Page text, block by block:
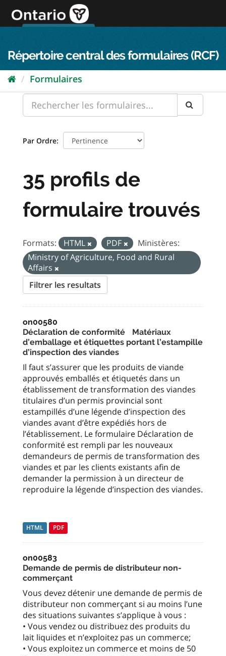
directement
au
Répertoire central des formulaires (RCF)
Formulaires
Par Ordre
35 profils de
formulaire trouvés
Formats: HTML PDF
Ministères:
Ministry of Agriculture, Food and Rural
Affairs
Filtrer les resultats
on00580
Déclaration de conformité Matériaux
d’emballage et étiquettes portant l’estampille
d’inspection des viandes
Il faut s’assurer que les produits de viande
approuvés emballés et étiquetés dans un
établissement de transformation des viandes
titulaires d’un permis provincial sont
estampillés d’une légende d’inspection des
viandes avant d’être expédiés hors de
l’établissement. Le formulaire Déclaration de
conformité est rempli par les nouveaux
demandeurs de permis de transformation des
viandes et par les clients existants afin de
demander la permission à un directeur de
reproduire la légende d’inspection des viandes.
HTML PDF
on00583
Demande de permis de distributeur non-
commerçant
Vous devez détenir une demande de permis de
distributeur non commerçant si au moins l’une
des situations suivantes s’applique à vous :
• Vous vendez ou distribuez des produits du
lait liquides et n’exploitez pas un commerce;
• Vous exploitez un commerce et moins de 50